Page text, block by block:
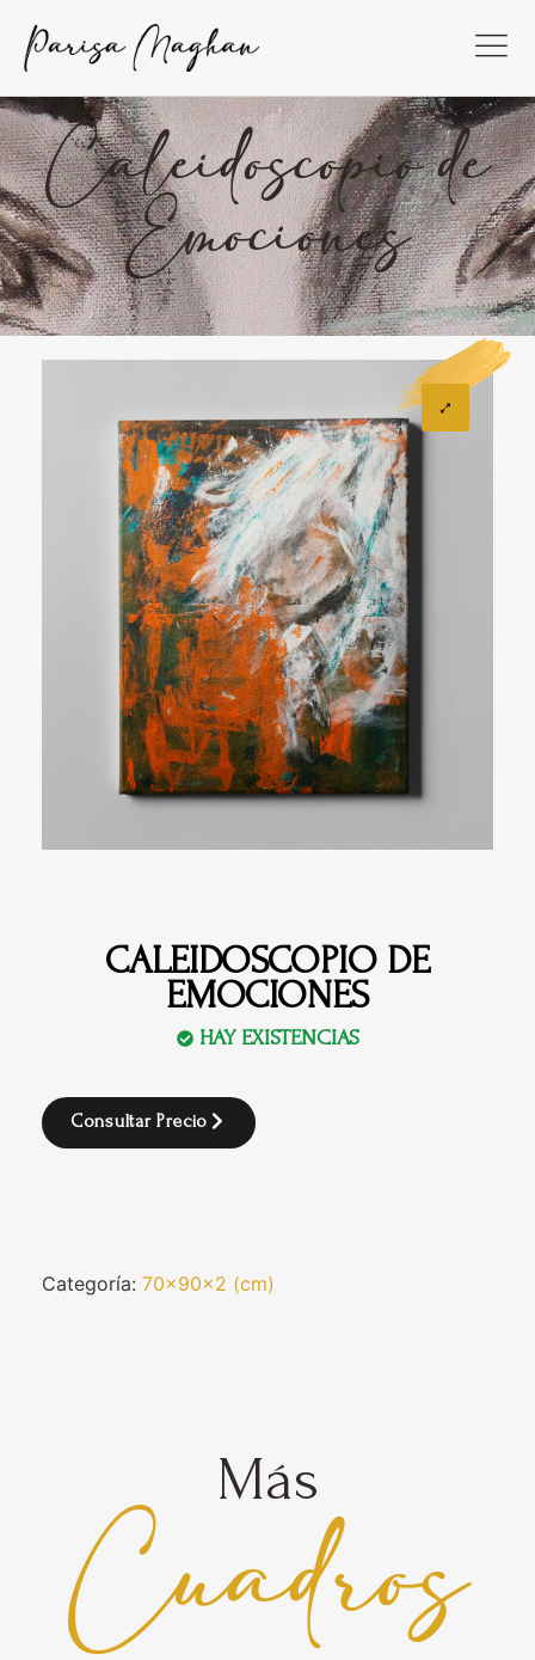
Caleidoscopio de
Emociones
CALEIDOSCOPIO DE
EMOCIONES
HAY EXISTENCIAS
Consultar Precio
Categoría: 70x90x2 (cm)
Más
Cuadros